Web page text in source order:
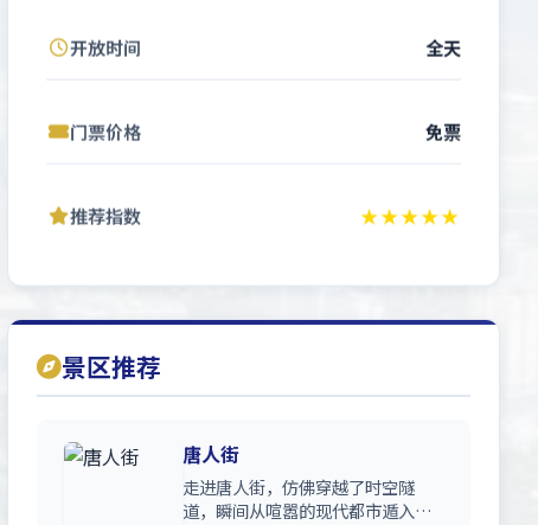
开放时间 全天
门票价格 免票
推荐指数 ★★★★★
景区推荐
唐人街
走进唐人街，仿佛穿越了时空隧
道，瞬间从喧嚣的现代都市遁入了